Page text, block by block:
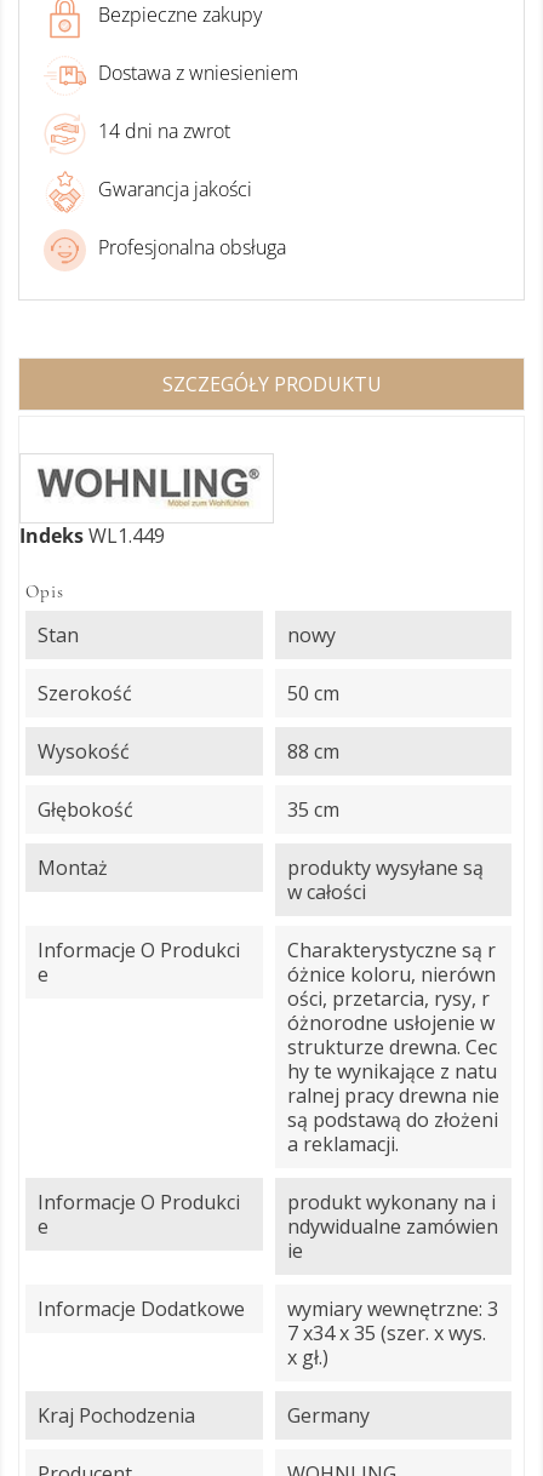
Bezpieczne zakupy
Dostawa z wniesieniem
14 dni na zwrot
Gwarancja jakości
Profesjonalna obsługa
SZCZEGÓŁY PRODUKTU
IndeksWL1.449
Opis
Stan nowy
Szerokość 50 cm
Wysokość 88 cm
Głębokość 35 cm
Montaż
produkty wysyłane są
w całości
Informacje O Produkci
E
Charakterystyczne są r
óżnice koloru, nierówn
ości, przetarcia, rysy, r
óżnorodne usłojenie w
strukturze drewna. Cec
hy te wynikające z natu
ralnej pracy drewna nie
są podstawą do złożeni
a reklamacji.
Informacje O Produkci
E
produkt wykonany na i
ndywidualne zamówien
ie
Informacje Dodatkowe
wymiary wewnętrzne: 3
7 x34 x 35 (szer. x wys.
x gł.)
Kraj Pochodzenia Germany